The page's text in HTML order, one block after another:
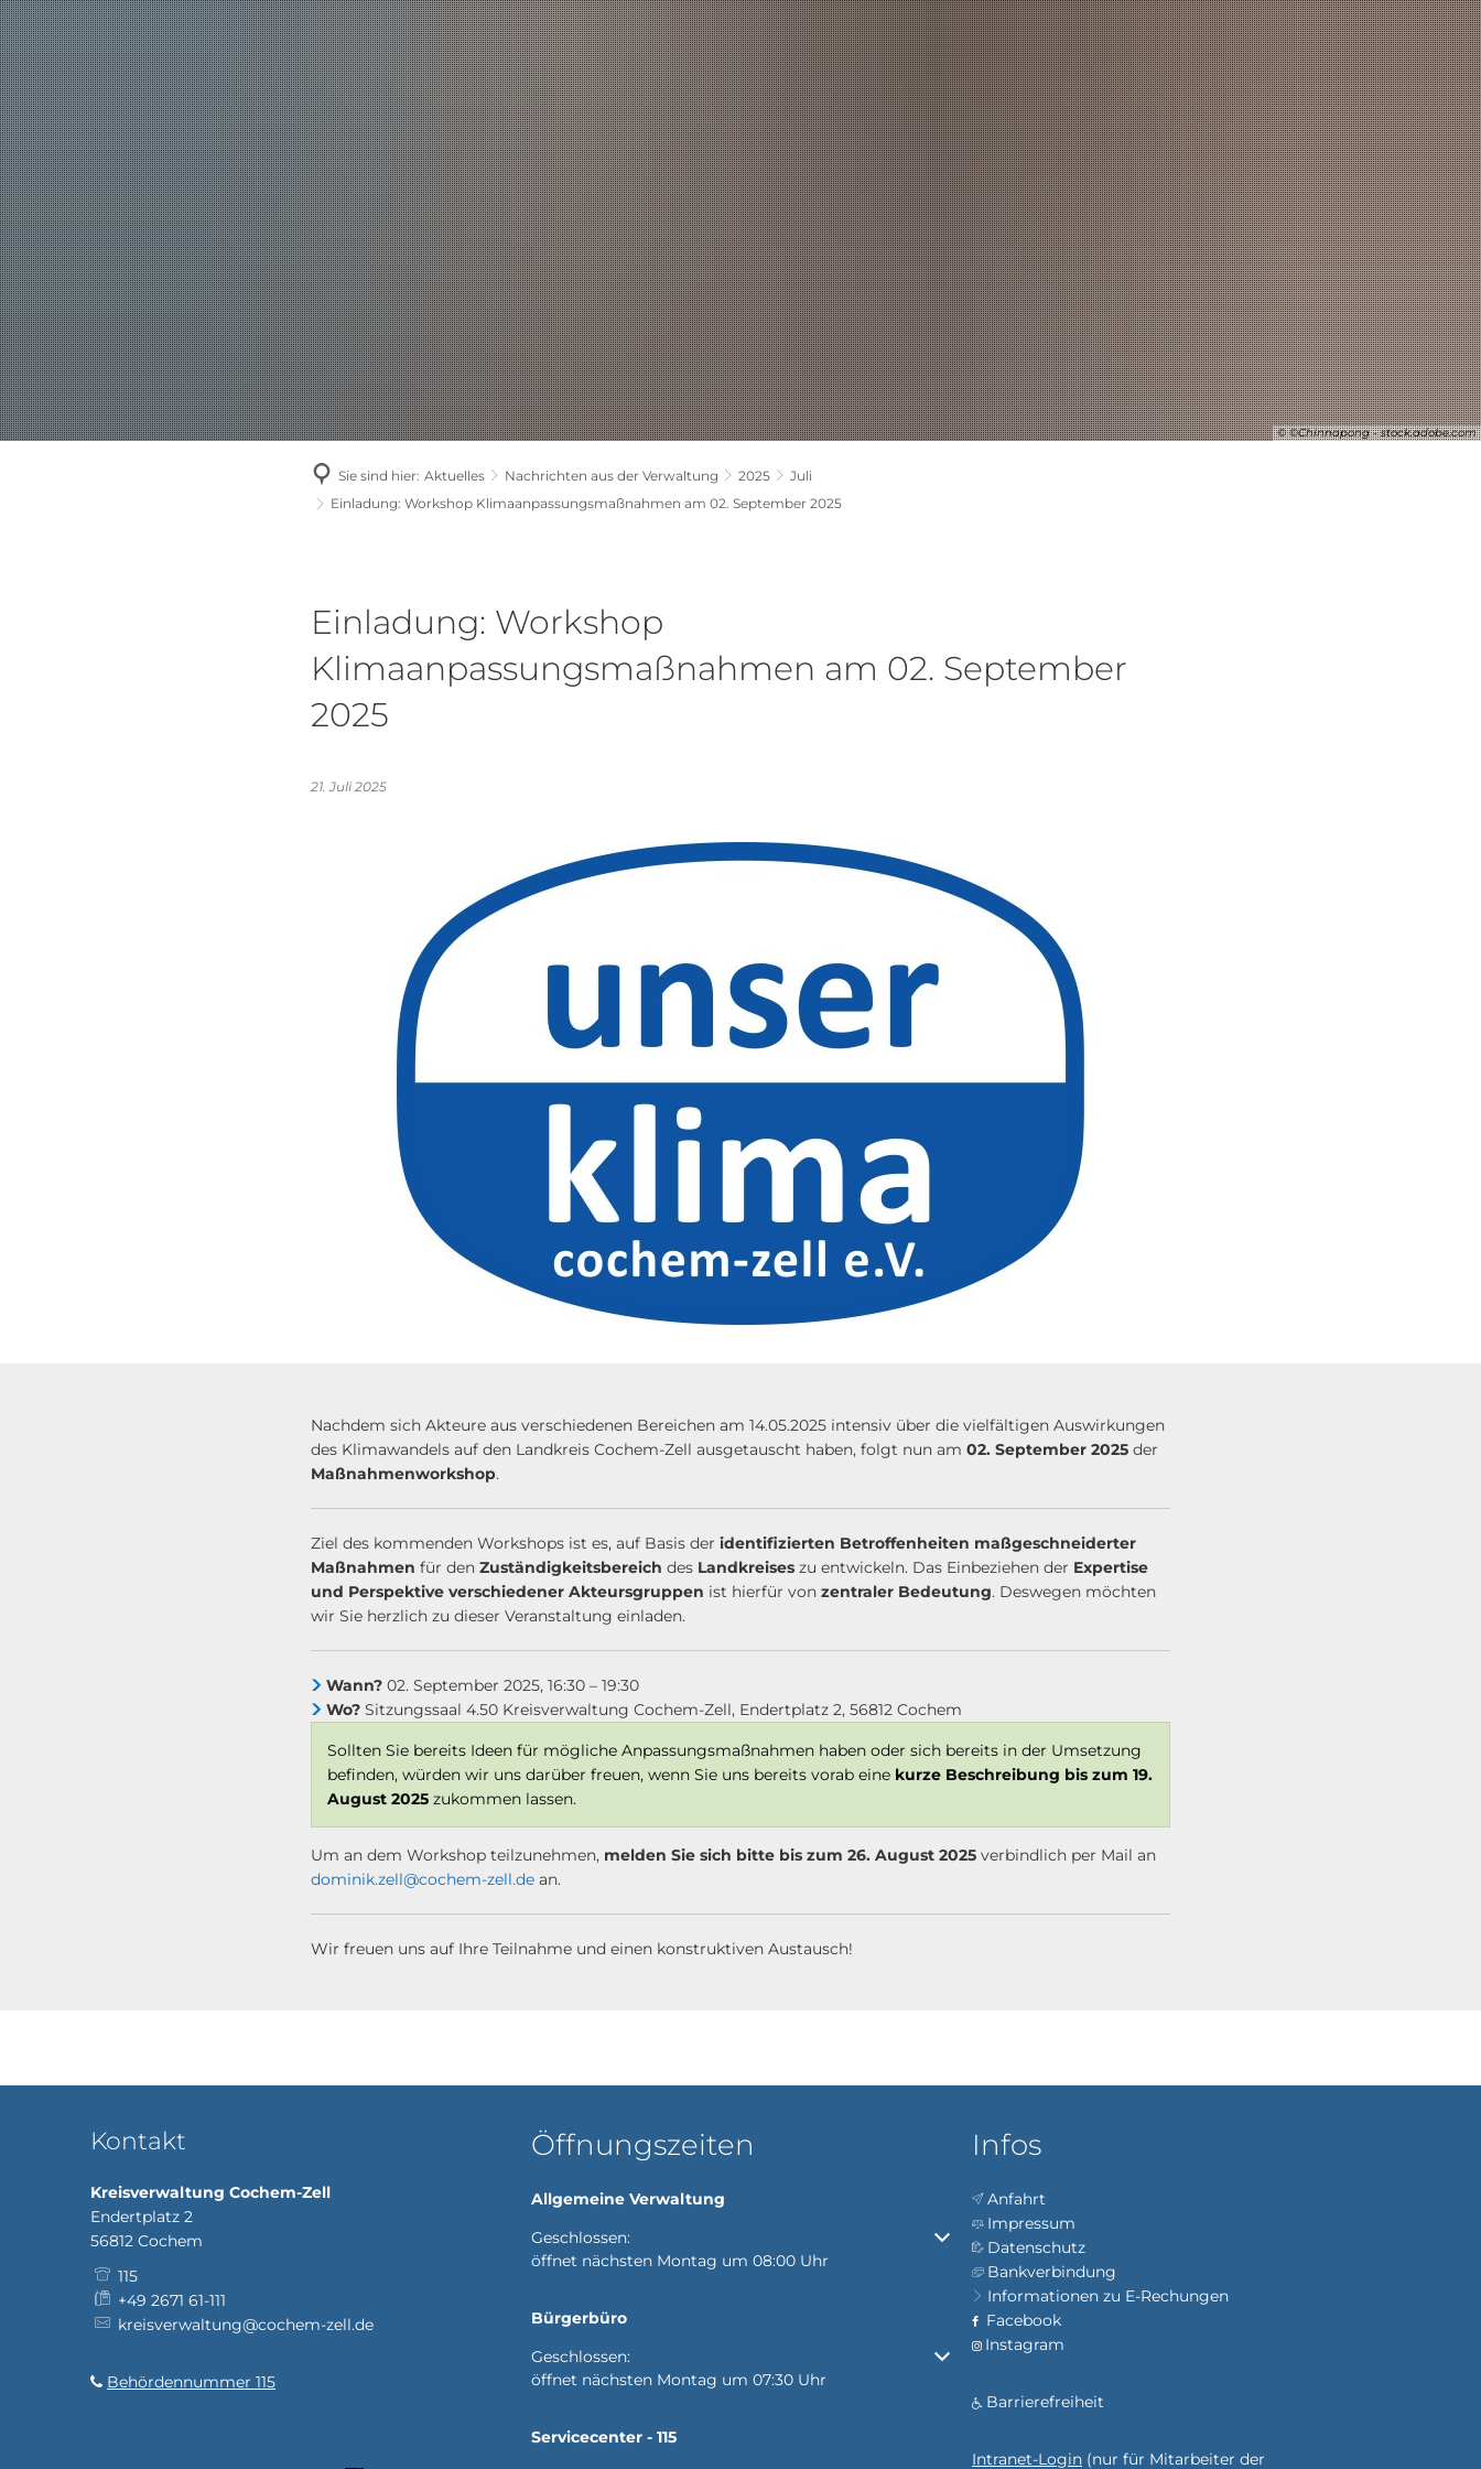
AKTUELLES LANDKREIS POLITIK VERWALTUNG THEMEN SUCHE
© ©Chinnapong - stock.adobe.com
Sie sind hier: Aktuelles Nachrichten aus der Verwaltung 2025
Juli
Einladung: Workshop Klimaanpassungsmaßnahmen am 02. September 2025
Einladung: Workshop
Klimaanpassungsmaßnahmen am 02. September
2025
21. Juli 2025
Nachdem sich Akteure aus verschiedenen Bereichen am 14.05.2025 intensiv über die vielfältigen Auswirkungen
des Klimawandels auf den Landkreis Cochem-Zell ausgetauscht haben, folgt nun am 02. September 2025 der
Maßnahmenworkshop.
Ziel des kommenden Workshops ist es, auf Basis der identifizierten Betroffenheiten maßgeschneiderter
Maßnahmen für den Zuständigkeitsbereich des Landkreises zu entwickeln. Das Einbeziehen der Expertise
und Perspektive verschiedener Akteursgruppen ist hierfür von zentraler Bedeutung. Deswegen möchten
wir Sie herzlich zu dieser Veranstaltung einladen.
Wann?02. September 2025, 16:30 – 19:30
Wo?Sitzungssaal 4.50 Kreisverwaltung Cochem-Zell, Endertplatz 2, 56812 Cochem
Sollten Sie bereits Ideen für mögliche Anpassungsmaßnahmen haben oder sich bereits in der Umsetzung
befinden, würden wir uns darüber freuen, wenn Sie uns bereits vorab eine kurze Beschreibung bis zum 19.
August 2025 zukommen lassen.
Um an dem Workshop teilzunehmen, melden Sie sich bitte bis zum 26. August 2025 verbindlich per Mail an
dominik.zell@cochem-zell.de an.
Wir freuen uns auf Ihre Teilnahme und einen konstruktiven Austausch!
Kontakt
Kreisverwaltung Cochem-Zell
Endertplatz 2
56812 Cochem
115
+49 2671 61-111
kreisverwaltung@cochem-zell.de
Behördennummer 115
Öffnungszeiten
Allgemeine Verwaltung
Klicken, um weitere Öffnungs- oder Schließzeiten auszublenden
Geschlossen:
öffnet nächsten Montag um 08:00 Uhr
Bürgerbüro
Klicken, um weitere Öffnungs- oder Schließzeiten auszublenden
Geschlossen:
öffnet nächsten Montag um 07:30 Uhr
Servicecenter - 115
Infos
Anfahrt
Impressum
Datenschutz
Bankverbindung
Informationen zu E-Rechungen
Facebook
Instagram
Barrierefreiheit
Intranet-Login (nur für Mitarbeiter der